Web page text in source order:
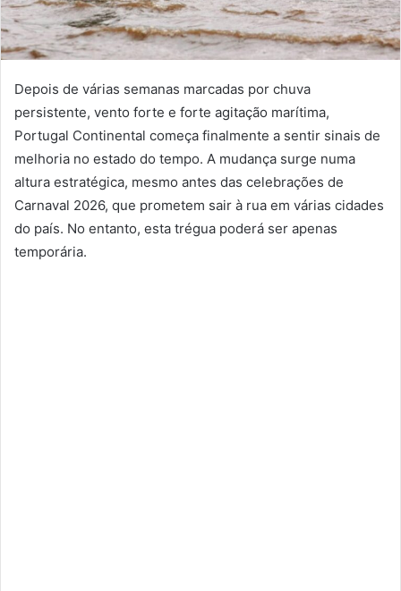
Depois de várias semanas marcadas por chuva
persistente, vento forte e forte agitação marítima,
Portugal Continental começa finalmente a sentir sinais de
melhoria no estado do tempo. A mudança surge numa
altura estratégica, mesmo antes das celebrações de
Carnaval 2026, que prometem sair à rua em várias cidades
do país. No entanto, esta trégua poderá ser apenas
temporária.